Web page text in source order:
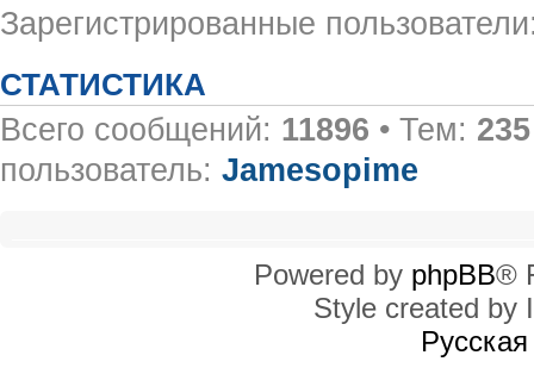
Зарегистрированные
СТАТИСТИКА
Всего сообщений: 11896 • Тем: 235
пользователь: Jamesopime
Powered by phpBB®
Style created by